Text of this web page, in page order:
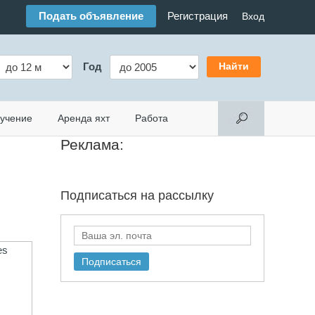
Подать объявление Регистрация Вход
Год
Аренда яхт Работа
Реклама:
Подписаться на рассылку